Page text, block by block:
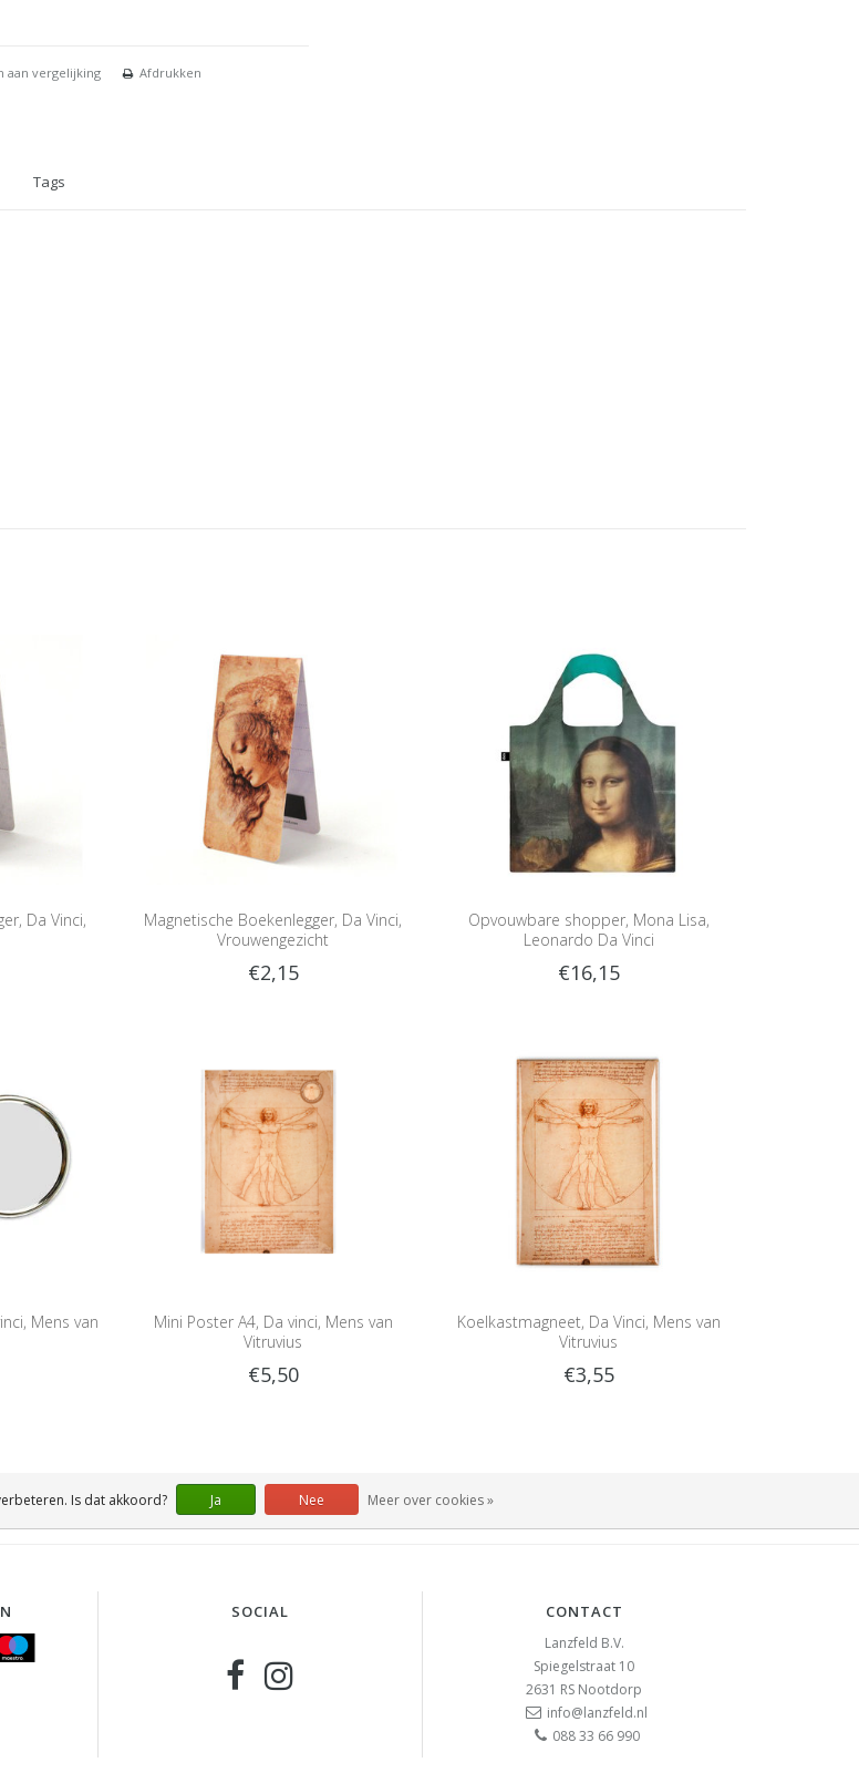
aan vergelijking Afdrukken
Tags
Da Vinci,
Magnetische Boekenlegger, Da Vinci,
Vrouwengezicht
€2,15
Opvouwbare shopper, Mona Lisa,
Leonardo Da Vinci
€16,15
Mens van
Mini Poster A4, Da vinci, Mens van
Vitruvius
€5,50
Koelkastmagneet, Da Vinci, Mens van
Vitruvius
€3,55
SOCIAL CONTACT
Lanzfeld B.V.
Spiegelstraat 10
2631 RS Nootdorp
info@lanzfeld.nl
088 33 66 990
Is dat akkoord? Ja Nee Meer over cookies »